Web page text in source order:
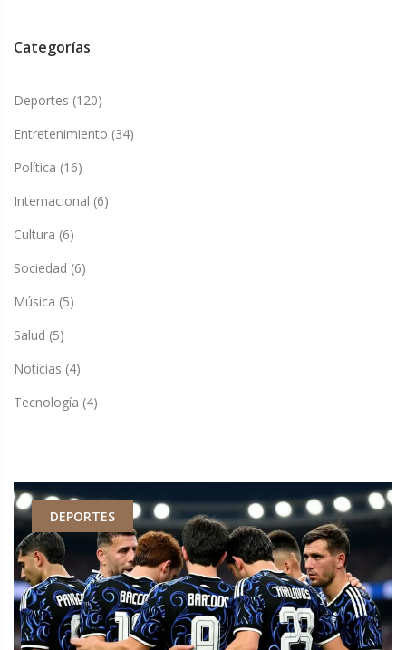
Categorías
Deportes (120)
Entretenimiento (34)
Política (16)
Internacional (6)
Cultura (6)
Sociedad (6)
Música (5)
Salud (5)
Noticias (4)
Tecnología (4)
DEPORTES